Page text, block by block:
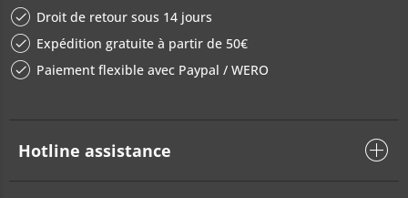
Droit de retour sous 14 jours
Expédition gratuite à partir de 50€
Paiement flexible avec Paypal / WERO
Hotline assistance